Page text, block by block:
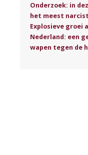
Onderzoek: in
het meest
Explosieve groei
Nederland: een
wapen tegen de